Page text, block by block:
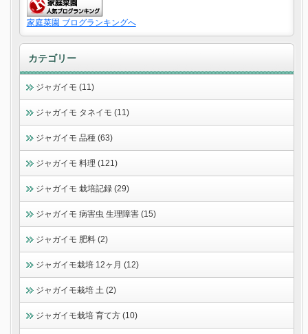
家庭菜園 ブログランキングへ
カテゴリー
ジャガイモ (11)
ジャガイモ タネイモ (11)
ジャガイモ 品種 (63)
ジャガイモ 料理 (121)
ジャガイモ 栽培記録 (29)
ジャガイモ 病害虫 生理障害 (15)
ジャガイモ 肥料 (2)
ジャガイモ栽培 12ヶ月 (12)
ジャガイモ栽培 土 (2)
ジャガイモ栽培 育て方 (10)